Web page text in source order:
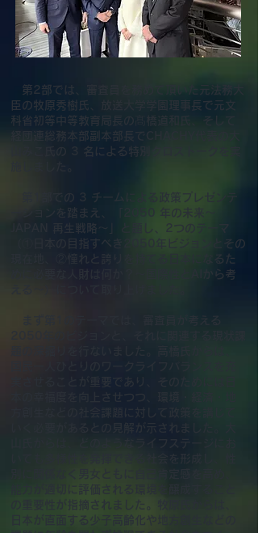
第2部では、審査員を務めて頂いた元法務大
臣の牧原秀樹氏、放送大学学園理事長で元文
科省初等中等教育局長の髙橋道和氏、そして
経団連総務本部副本部長でCHACHY代表の大
山みこ氏の 3 名による特別クロストークを実
第1部での 3 チームによる政策プレゼンテ
ーションを踏まえ、「2050 年の未来～
JAPAN 再生戦略 ～」と題し、2つのテーマ
（①日本の目指すべき2050年ビジョンとその
現在地、②憧れと誇りを持てる日本になるた
めに必要な人財は何か？～国際性とAIから考
能力が適切に評価される環境を醸成すること
の重要性が指摘されました。牧原氏からは、
日本が直面する少子高齢化や地方創生などの